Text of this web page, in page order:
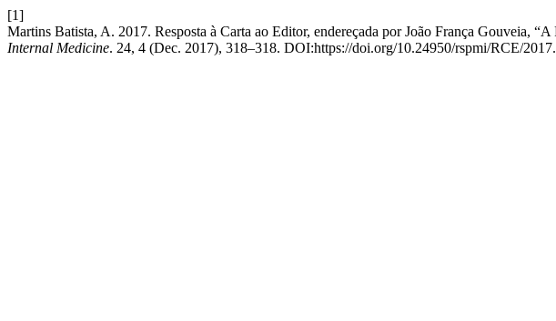
[1]
Martins Batista, A. 2017. Resposta à Carta ao Editor, endereçada por João França Gouveia,
Internal Medicine. 24, 4 (Dec. 2017), 318–318. DOI:https://doi.org/10.24950/rspmi/RCE/2017.